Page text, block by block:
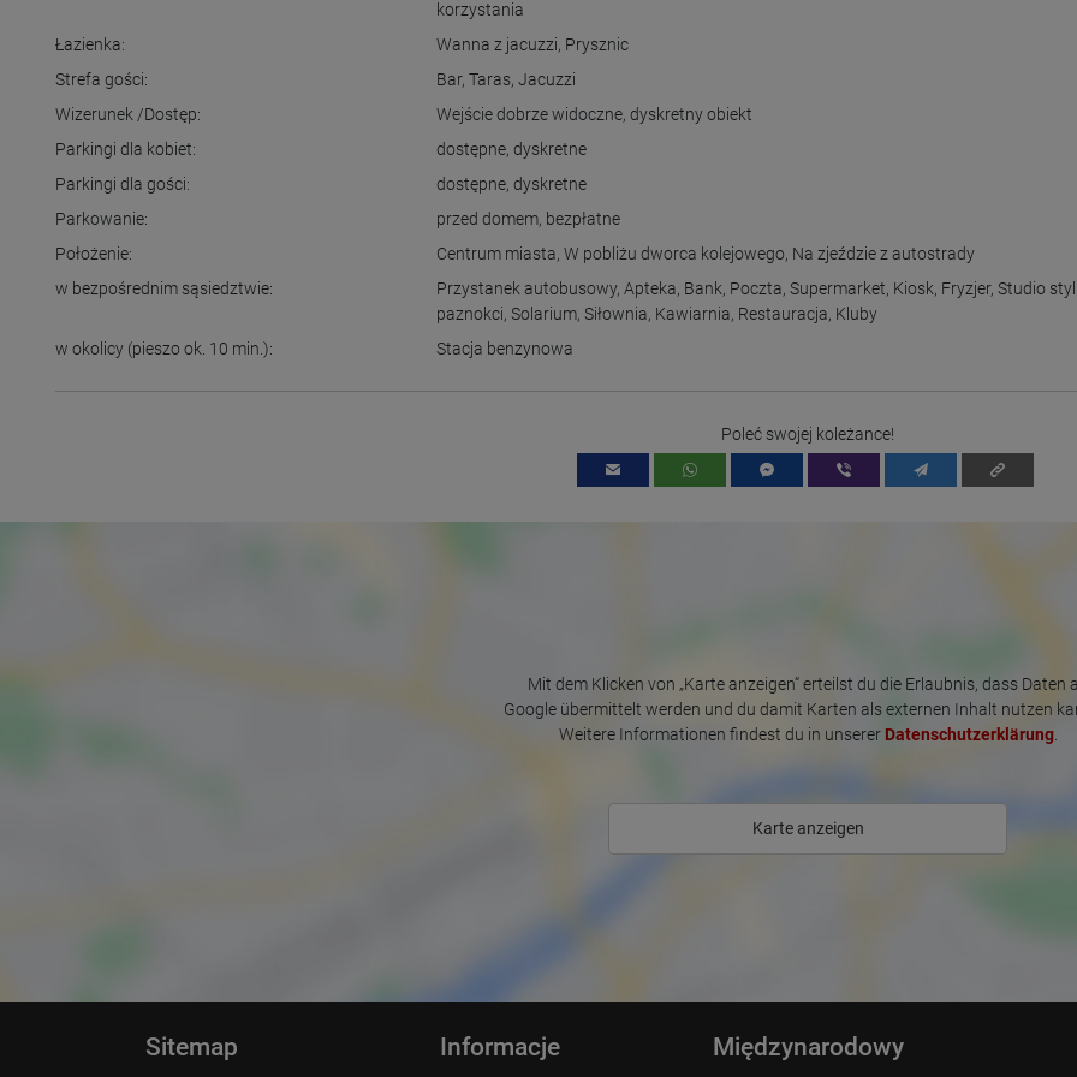
Origin (country and city)
Language
Operating system
Device (PC, tablet PC or smartphone)
Browser and any add-ons used
Resolution of the computer
Visitor source (Facebook, search engine, or referring website)
Which videos were watched?
Where did the visitor go? Did he click on other pages of the portal or
did he leave it completely?
How long did the visitor stay?
Place of processing:
European Union & USA
korzystania
Łazienka:
Wanna z jacuzzi, Prysznic
Strefa gości:
Bar,Taras,Jacuzzi
Wizerunek /Dostęp:
Wejście dobrze widoczne,dyskretny obiekt
Parkingi dla kobiet:
dostępne,dyskretne
Parkingi dla gości:
dostępne,dyskretne
Parkowanie:
przed domem, bezpłatne
Położenie:
Centrum miasta,W pobliżu dworca kolejowego, Na zjeździe z autostrady
w bezpośrednim sąsiedztwie:
Przystanek autobusowy,Apteka, Bank, Poczta,Supermarket, Kiosk, Fryzjer,Studio
paznokci,Solarium,Siłownia, Kawiarnia, Restauracja, Kluby
w okolicy (pieszo ok. 10 min.):
Stacja benzynowa
Poleć swojej koleżance!
Mit dem Klicken von „Karte anzeigen“ erteilst du die Erlaubnis, dass Daten
Google übermittelt werden und du damit Karten als externen Inhalt nutzen
Weitere Informationen findest du in unserer Datenschutzerklärung.
Karte anzeigen
Sitemap Informacje Międzynarodowy